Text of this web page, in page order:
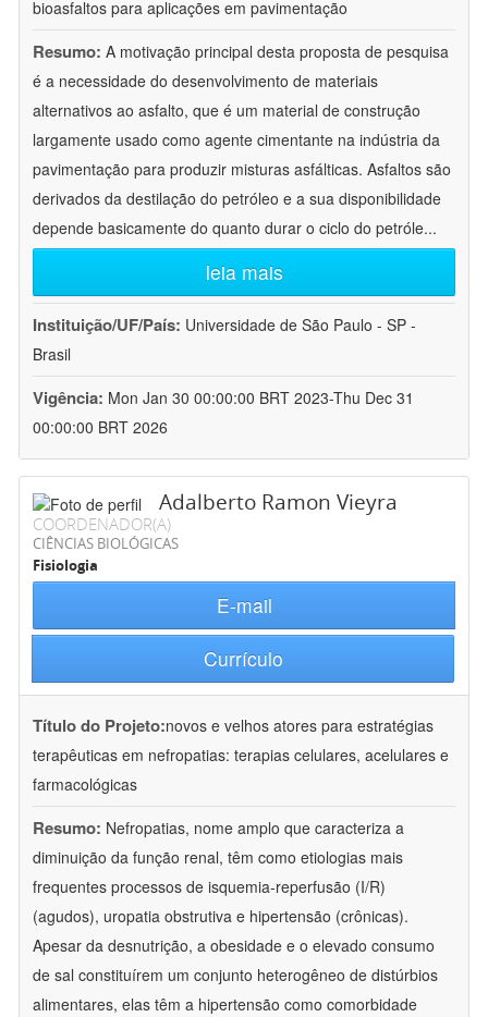
bioasfaltos para aplicações em pavimentação
Resumo: A motivação principal desta proposta de pesquisa
é a necessidade do desenvolvimento de materiais
alternativos ao asfalto, que é um material de construção
largamente usado como agente cimentante na indústria da
pavimentação para produzir misturas asfálticas. Asfaltos são
derivados da destilação do petróleo e a sua disponibilidade
depende basicamente do quanto durar o ciclo do petróle...
leia mais
Instituição/UF/País: Universidade de São Paulo - SP -
Brasil
Vigência: Mon Jan 30 00:00:00 BRT 2023-Thu Dec 31
00:00:00 BRT 2026
Adalberto Ramon Vieyra
COORDENADOR(A)
CIÊNCIAS BIOLÓGICAS
Fisiologia
E-mail
Currículo
Título do Projeto:novos e velhos atores para estratégias
terapêuticas em nefropatias: terapias celulares, acelulares e
farmacológicas
Resumo: Nefropatias, nome amplo que caracteriza a
diminuição da função renal, têm como etiologias mais
frequentes processos de isquemia-reperfusão (I/R)
(agudos), uropatia obstrutiva e hipertensão (crônicas).
Apesar da desnutrição, a obesidade e o elevado consumo
de sal constituírem um conjunto heterogêneo de distúrbios
alimentares, elas têm a hipertensão como comorbidade